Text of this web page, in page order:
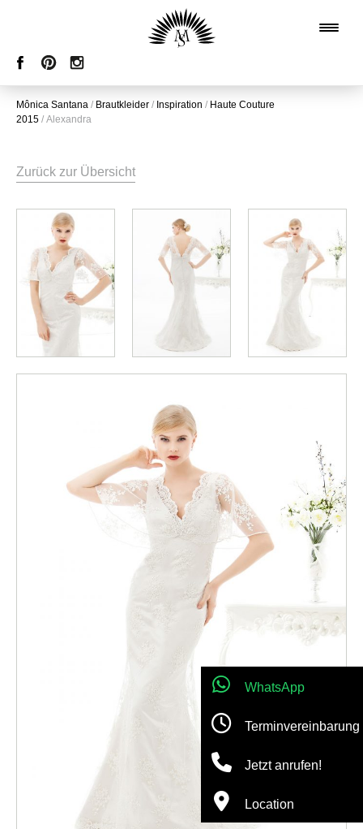
Mônica Santana / Brautkleider / Inspiration / Haute Couture
2015 / Alexandra
Zurück zur Übersicht
WhatsApp
Terminvereinbarung
Jetzt anrufen!
Location